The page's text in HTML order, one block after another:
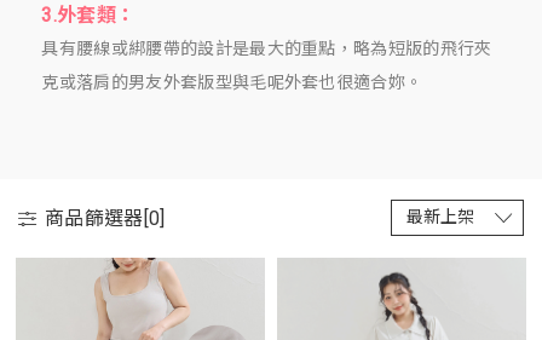
3.外套類：
具有腰線或綁腰帶的設計是最大的重點，略為短版的飛行夾
克或落肩的男友外套版型與毛呢外套也很適合妳。
商品篩選器[0]